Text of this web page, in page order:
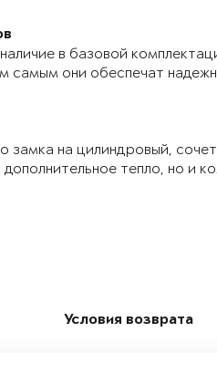
в базовой
самым они обеспечат
замка на цилиндровый,
тепло, но и
Условия возврата